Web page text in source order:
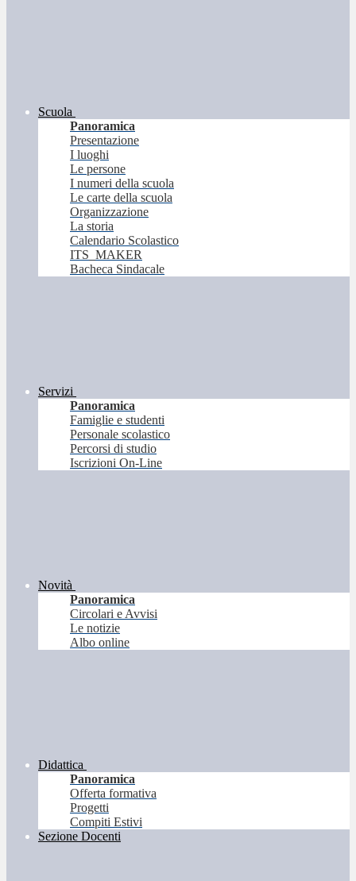
Scuola
Panoramica
Presentazione
I luoghi
Le persone
I numeri della scuola
Le carte della scuola
Organizzazione
La storia
Calendario Scolastico
ITS_MAKER
Bacheca Sindacale
Servizi
Panoramica
Famiglie e studenti
Personale scolastico
Percorsi di studio
Iscrizioni On-Line
Novità
Panoramica
Circolari e Avvisi
Le notizie
Albo online
Didattica
Panoramica
Offerta formativa
Progetti
Compiti Estivi
Sezione Docenti